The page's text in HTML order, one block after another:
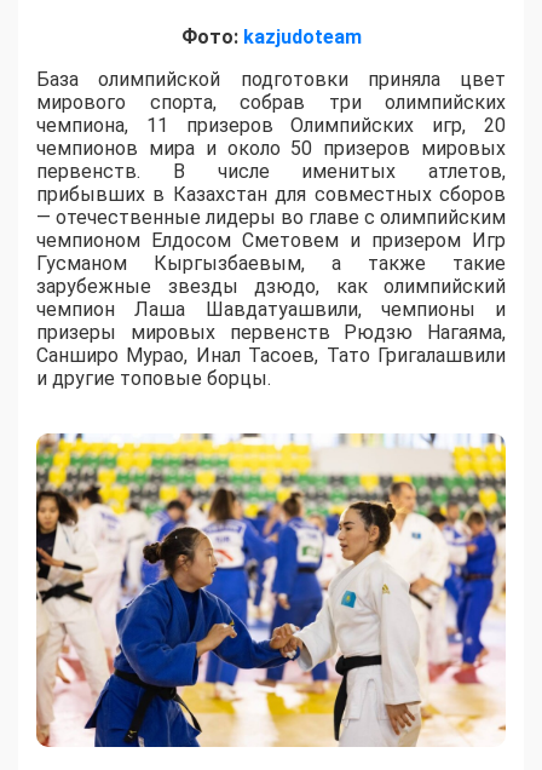
Фото: kazjudoteam
База олимпийской подготовки приняла цвет
мирового спорта, собрав три олимпийских
чемпиона, 11 призеров Олимпийских игр, 20
чемпионов мира и около 50 призеров мировых
первенств. В числе именитых атлетов,
прибывших в Казахстан для совместных сборов
— отечественные лидеры во главе с олимпийским
чемпионом Елдосом Сметовем и призером Игр
Гусманом Кыргызбаевым, а также такие
зарубежные звезды дзюдо, как олимпийский
чемпион Лаша Шавдатуашвили, чемпионы и
призеры мировых первенств Рюдзю Нагаяма,
Санширо Мурао, Инал Тасоев, Тато Григалашвили
и другие топовые борцы.